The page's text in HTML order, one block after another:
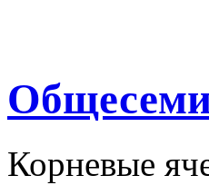
Корневые